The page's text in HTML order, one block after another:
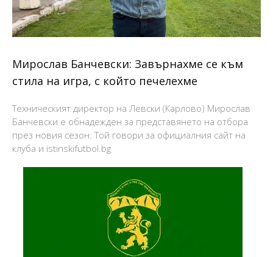
Мирослав Банчевски: Завърнахме се към
стила на игра, с който печелехме
Техническият директор на Левски (Карлово) Мирослав
Банчевски е обнадежден за представянето на отбора
през новия сезон. Той говори за официалния сайт на
клуба и istinskifutbol.bg